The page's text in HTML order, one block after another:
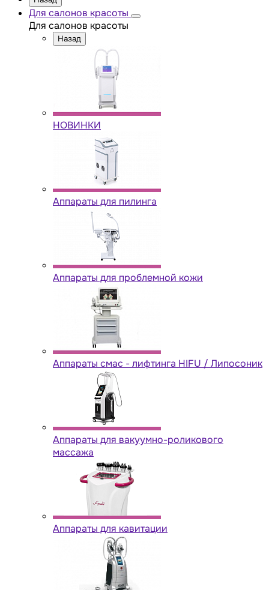
Для салонов красоты
Для салонов красоты
Назад
НОВИНКИ
Аппараты для пилинга
Аппараты для проблемной кожи
Аппараты cмас - лифтинга HIFU / Липосоник
Аппараты для вакуумно-роликового
массажа
Аппараты для кавитации